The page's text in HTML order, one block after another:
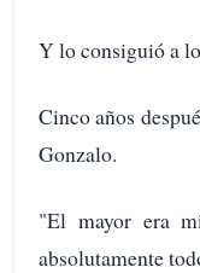
Y lo consiguió a
Cinco años
Gonzalo.
"El mayor era
absolutamente